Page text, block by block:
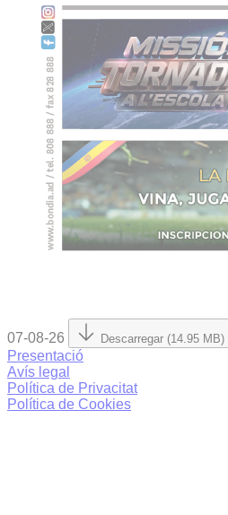
07-08-26 Descarregar (14.95 MB)
Presentació
Avís legal
Política de Privacitat
Política de Cookies